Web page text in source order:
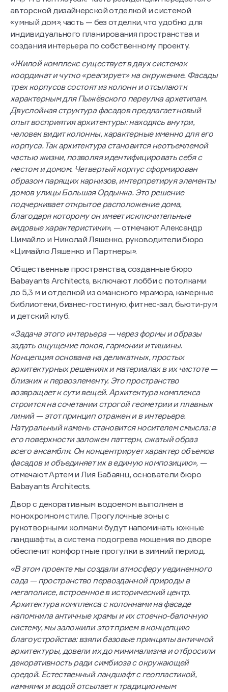
авторской дизайнерской отделкой и системой
«умный дом», часть — без отделки, что удобно для
индивидуального планирования пространства и
создания интерьера по собственному проекту.
«Жилой комплекс существует в двух системах
координат и чутко «реагирует» на окружение. Фасады
трех корпусов состоят из колонн и отсылают к
характерным для Пыжёвского переулка архетипам.
Двуслойная структура фасадов предлагает новый
опыт восприятия архитектуры: находясь внутри,
человек видит колонны, характерные именно для его
корпуса. Так архитектура становится неотъемлемой
частью жизни, позволяя идентифицировать себя с
местом и домом. Четвертый корпус сформирован
образом парящих карнизов, интерпретируя элементы
домов улицы Большая Ордынка. Это решение
подчеркивает открытое расположение дома,
благодаря которому он имеет исключительные
видовые характеристики», —отмечают Александр
Цимайло и Николай Ляшенко, руководители бюро
«Цимайло Ляшенко и Партнеры».
Общественные пространства, созданные бюро
Babayants Architects, включают лобби с потолками
до 5,3 м и отделкой из оманского мрамора, камерные
библиотеки, бизнес-гостиную, фитнес-зал, бьюти-рум
и детский клуб.
«Задача этого интерьера — через формы и образы
задать ощущение покоя, гармонии и тишины.
Концепция основана на деликатных, простых
архитектурных решениях и материалах в их чистоте —
близких к первоэлементу. Это пространство
возвращает к сути вещей. Архитектура комплекса
строится на сочетании строгой геометрии и плавных
линий — этот принцип отражен и в интерьере.
Натуральный камень становится носителем смысла: в
его поверхности заложен паттерн, сжатый образ
всего ансамбля. Он концентрирует характер объемов
фасадов и объединяет их в единую композицию», —
отмечают Артем и Лия Бабаянц, основатели бюро
Babayants Architects.
Двор с декоративным водоемом выполнен в
монохромном стиле. Прогулочные зоны с
рукотворными холмами будут напоминать южные
ландшафты, а система подогрева мощения во дворе
обеспечит комфортные прогулки в зимний период.
«В этом проекте мы создали атмосферу уединенного
сада — пространство первозданной природы в
мегаполисе, встроенное в исторический центр.
Архитектура комплекса с колоннами на фасаде
напомнила античные храмы и их стоечно-балочную
систему, мы заложили этот прием в концепцию
благоустройства: взяли базовые принципы античной
архитектуры, довели их до минимализма и отбросили
декоративность ради симбиоза с окружающей
средой. Естественный ландшафт с геопластикой,
камнями и водой отсылает к традиционным